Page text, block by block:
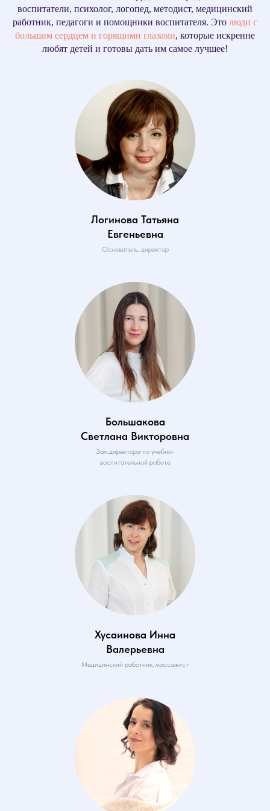
воспитатели, психолог, логопед, методист, медицинский
работник, педагоги и помощники воспитателя. Это люди с
большим сердцем и горящими глазами, которые искренне
любят детей и готовы дать им самое лучшее!
Логинова Татьяна
Евгеньевна
Основатель, директор
Большакова
Светлана Викторовна
Зам.директора по учебно-
воспитательной работе
Хусаинова Инна
Валерьевна
Медицинский работник, массажист